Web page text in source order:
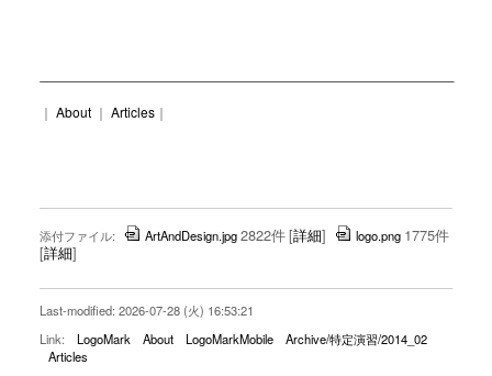
｜ About｜ Articles｜
添付ファイル: ArtAndDesign.jpg2822件[詳細] logo.png 1775件
[詳細]
Last-modified: 2026-07-28 (火) 16:53:21
Link:
LogoMark About LogoMarkMobile
Archive/特定演習/2014_02
Articles